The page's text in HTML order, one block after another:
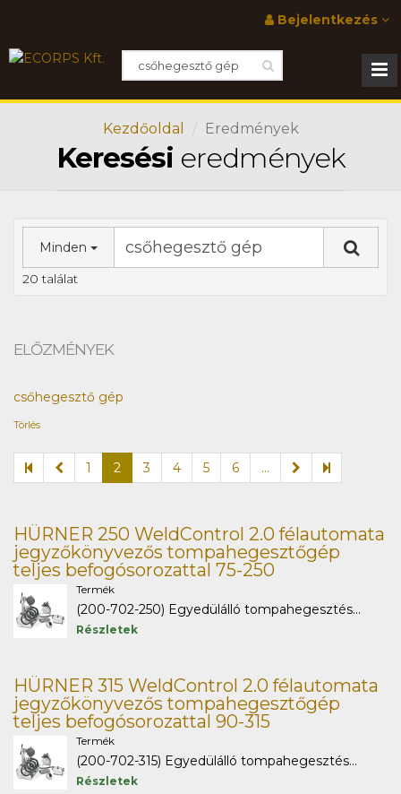
Bejelentkezés
Kezdőoldal Eredmények
Keresési eredmények
Minden
20 találat
ELŐZMÉNYEK
csőhegesztő gép
Törlés
1 2 3 4 5 6 ...
HÜRNER 250 WeldControl 2.0 félautomata
jegyzőkönyvezős tompahegesztőgép
teljes befogósorozattal 75-250
Termék
(200-702-250) Egyedülálló tompahegesztés...
Részletek
HÜRNER 315 WeldControl 2.0 félautomata
jegyzőkönyvezős tompahegesztőgép
teljes befogósorozattal 90-315
Termék
(200-702-315) Egyedülálló tompahegesztés...
Részletek